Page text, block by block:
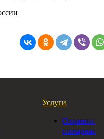
Услуги
Охранно-
пожарная